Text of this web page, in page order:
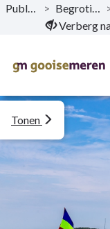
Naar hoofdinhoud
Publicaties > Begroting 2022
Verberg
Tonen